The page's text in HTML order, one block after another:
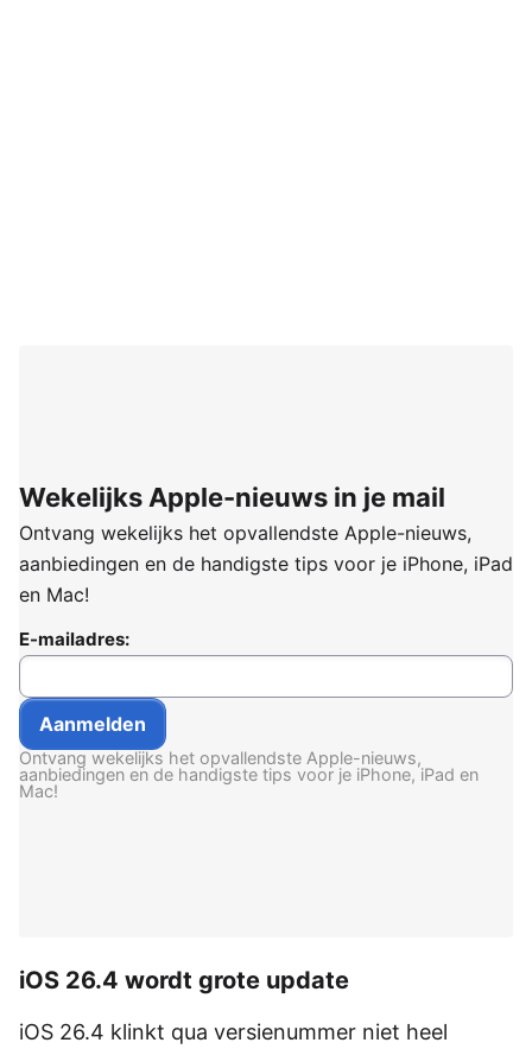
Wekelijks Apple-nieuws in je mail
Ontvang wekelijks het opvallendste Apple-nieuws,
aanbiedingen en de handigste tips voor je iPhone, iPad
en Mac!
E-mailadres:
Ontvang wekelijks het opvallendste Apple-nieuws,
aanbiedingen en de handigste tips voor je iPhone, iPad en
Mac!
iOS 26.4 wordt grote update
iOS 26.4 klinkt qua versienummer niet heel